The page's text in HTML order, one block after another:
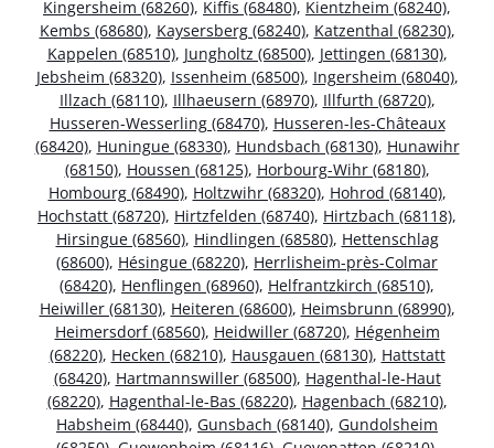
Kingersheim (68260), Kiffis (68480), Kientzheim (68240),
Kembs (68680), Kaysersberg (68240), Katzenthal (68230),
Kappelen (68510), Jungholtz (68500), Jettingen (68130),
Jebsheim (68320), Issenheim (68500), Ingersheim (68040),
Illzach (68110), Illhaeusern (68970), Illfurth (68720),
Husseren-Wesserling (68470), Husseren-les-Châteaux
(68420), Huningue (68330), Hundsbach (68130), Hunawihr
(68150), Houssen (68125), Horbourg-Wihr (68180),
Hombourg (68490), Holtzwihr (68320), Hohrod (68140),
Hochstatt (68720), Hirtzfelden (68740), Hirtzbach (68118),
Hirsingue (68560), Hindlingen (68580), Hettenschlag
(68600), Hésingue (68220), Herrlisheim-près-Colmar
(68420), Henflingen (68960), Helfrantzkirch (68510),
Heiwiller (68130), Heiteren (68600), Heimsbrunn (68990),
Heimersdorf (68560), Heidwiller (68720), Hégenheim
(68220), Hecken (68210), Hausgauen (68130), Hattstatt
(68420), Hartmannswiller (68500), Hagenthal-le-Haut
(68220), Hagenthal-le-Bas (68220), Hagenbach (68210),
Habsheim (68440), Gunsbach (68140), Gundolsheim